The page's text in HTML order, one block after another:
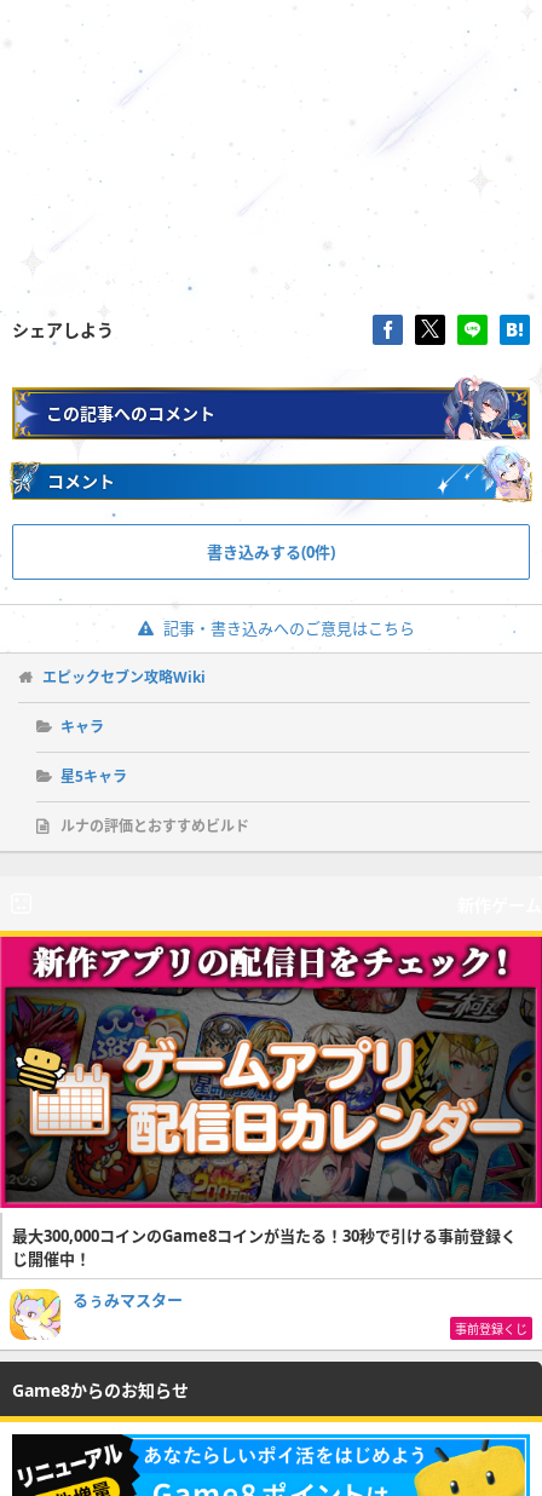
シェアしよう
この記事へのコメント
コメント
書き込みする(0件)
記事・書き込みへのご意見はこちら
エピックセブン攻略Wiki
キャラ
星5キャラ
ルナの評価とおすすめビルド
最大300,000コインのGame8コインが当たる！30秒で引ける事前登録く
じ開催中！
るぅみマスター
事前登録くじ
Game8からのお知らせ